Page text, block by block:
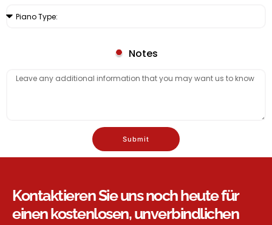
Notes
Submit
Kontaktieren Sie uns noch heute für
einen kostenlosen, unverbindlichen